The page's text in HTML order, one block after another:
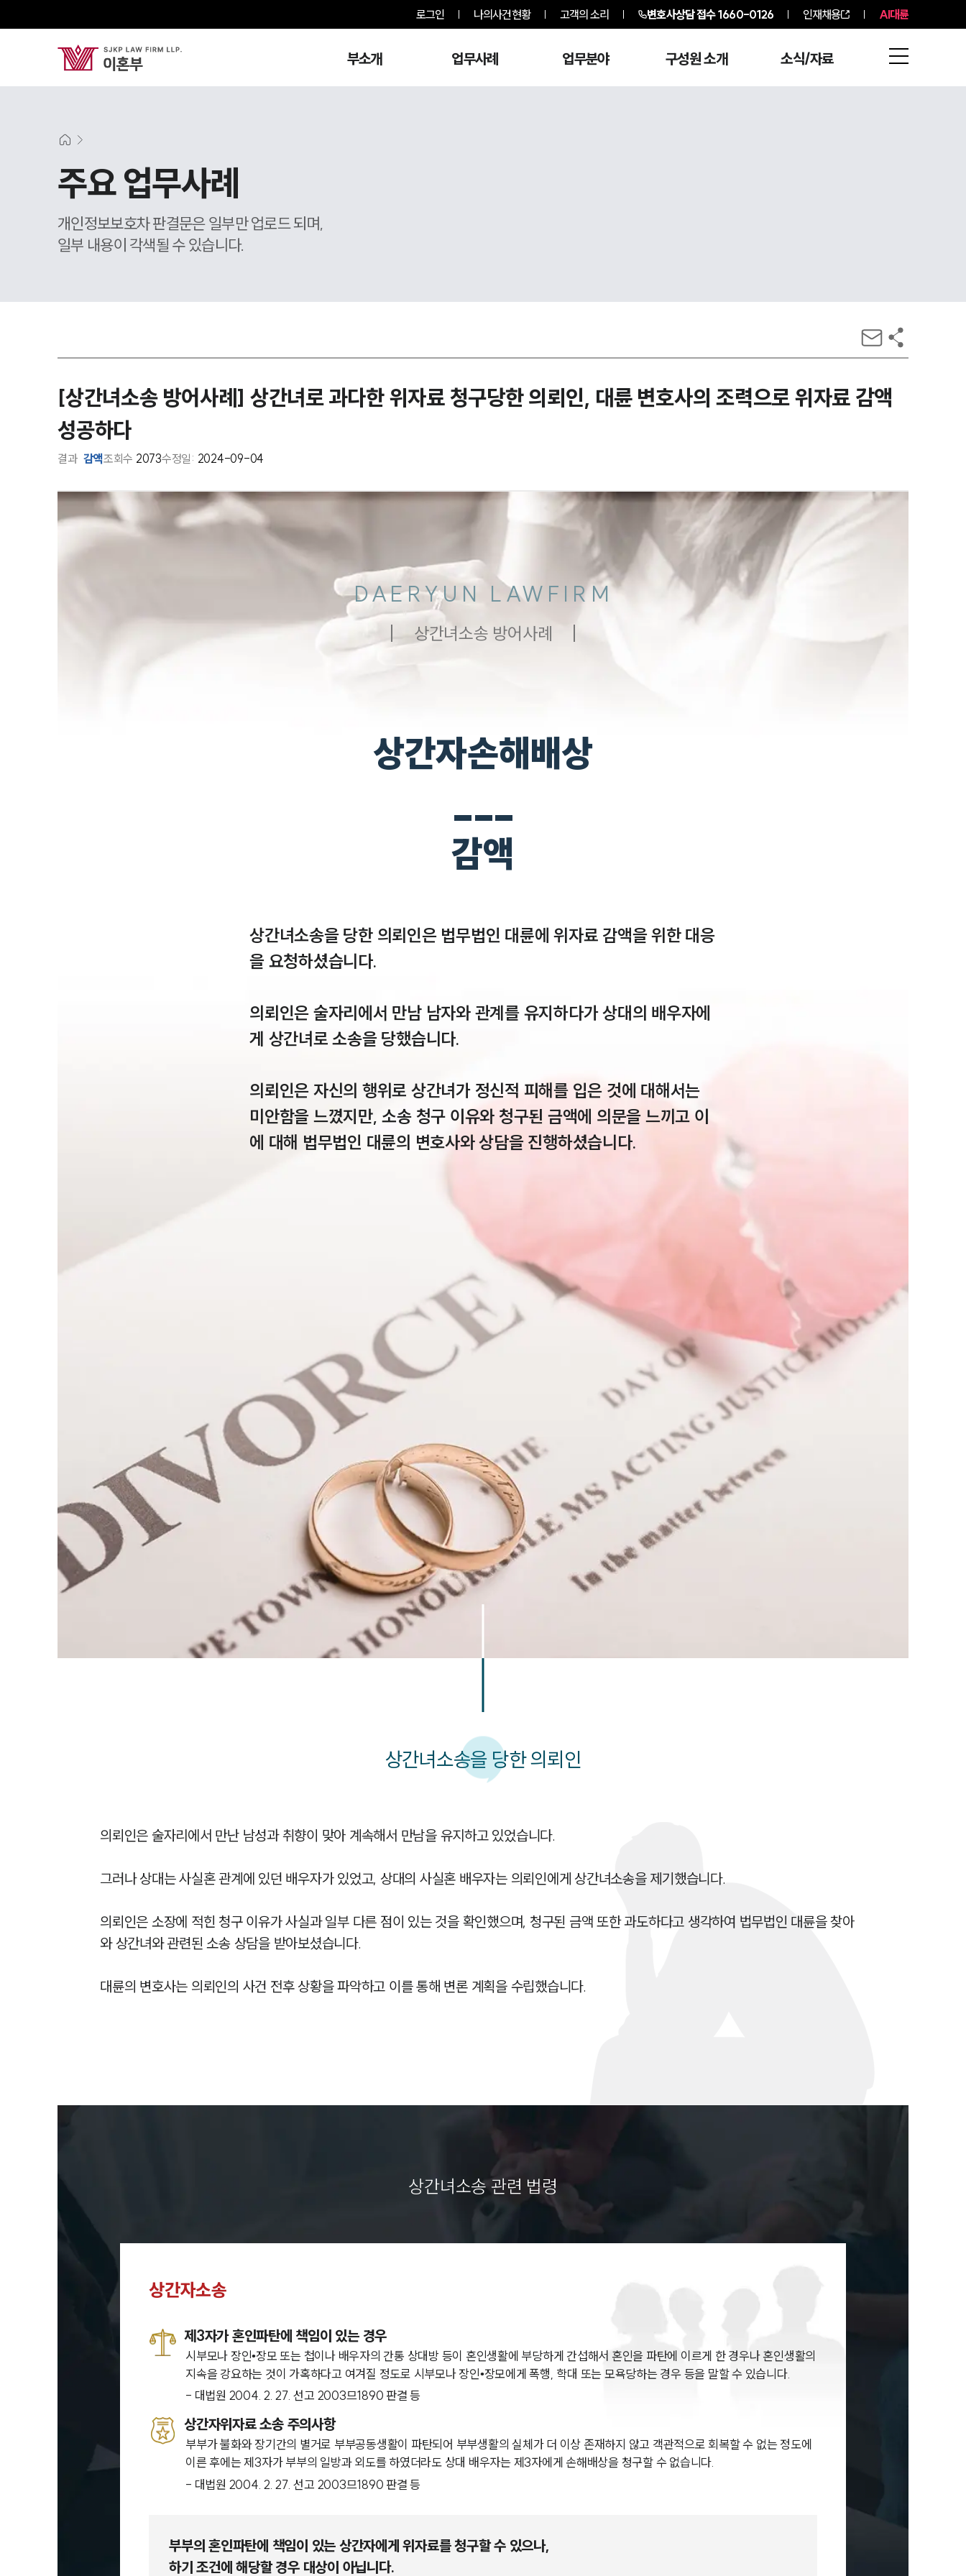
로그인 나의사건현황 고객의 소리 변호사상담 접수1660-0126 인재채용 AI대륜
부소개 업무사례 업무분야 구성원 소개 소식/자료
고객의 소리
통합검색
AI대륜
업무사례
이혼 주요 업무사례
사례분석/최신동향
법률지식인
이혼소송·상담후기
주요 업무사례
개인정보보호차 판결문은 일부만 업로드 되며,
일부 내용이 각색될 수 있습니다.
[상간녀소송 방어사례] 상간녀로 과다한 위자료 청구당한 의뢰인, 대륜 변호사의 조력으로 위자료 감액
성공하다
결과 감액조회수 2073수정일: 2024-09-04
DAERYUN LAWFIRM
상간녀소송 방어사례
상간자손해배상
___
감액
상간녀소송을 당한 의뢰인은 법무법인 대륜에 위자료 감액을 위한 대응
을 요청하셨습니다.
의뢰인은 술자리에서 만남 남자와 관계를 유지하다가 상대의 배우자에
게 상간녀로 소송을 당했습니다.
의뢰인은 자신의 행위로 상간녀가 정신적 피해를 입은 것에 대해서는
미안함을 느꼈지만, 소송 청구 이유와 청구된 금액에 의문을 느끼고 이
에 대해 법무법인 대륜의 변호사와 상담을 진행하셨습니다.
상간녀소송을 당한 의뢰인
의뢰인은 술자리에서 만난 남성과 취향이 맞아 계속해서 만남을 유지하고 있었습니다.
그러나 상대는 사실혼 관계에 있던 배우자가 있었고, 상대의 사실혼 배우자는 의뢰인에게 상간녀소송을 제기했습니다.
의뢰인은 소장에 적힌 청구 이유가 사실과 일부 다른 점이 있는 것을 확인했으며, 청구된 금액 또한 과도하다고 생각하여 법무법인 대륜을 찾아
와 상간녀와 관련된 소송 상담을 받아보셨습니다.
대륜의 변호사는 의뢰인의 사건 전후 상황을 파악하고 이를 통해 변론 계획을 수립했습니다.
상간녀소송 관련 법령
상간자소송
제3자가 혼인파탄에 책임이 있는 경우
시부모나 장인•장모 또는 첩이나 배우자의 간통 상대방 등이 혼인생활에 부당하게 간섭해서 혼인을 파탄에 이르게 한 경우나 혼인생활의
지속을 강요하는 것이 가혹하다고 여겨질 정도로 시부모나 장인•장모에게 폭행, 학대 또는 모욕당하는 경우 등을 말할 수 있습니다.
- 대법원 2004. 2. 27. 선고 2003므1890 판결 등
상간자위자료 소송 주의사항
부부가 불화와 장기간의 별거로 부부공동생활이 파탄되어 부부생활의 실체가 더 이상 존재하지 않고 객관적으로 회복할 수 없는 정도에
이른 후에는 제3자가 부부의 일방과 외도를 하였더라도 상대 배우자는 제3자에게 손해배상을 청구할 수 없습니다.
- 대법원 2004. 2. 27. 선고 2003므1890 판결 등
부부의 혼인파탄에 책임이 있는 상간자에게 위자료를 청구할 수 있으나,
하기 조건에 해당할 경우 대상이 아닙니다.